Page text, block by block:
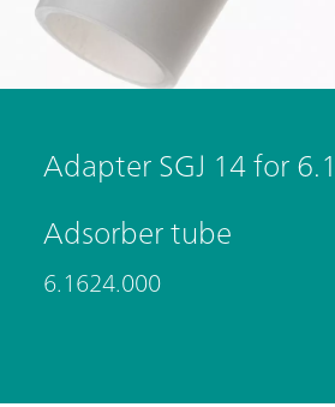
Adapter SGJ 14 for
Adsorber tube
6.1624.000